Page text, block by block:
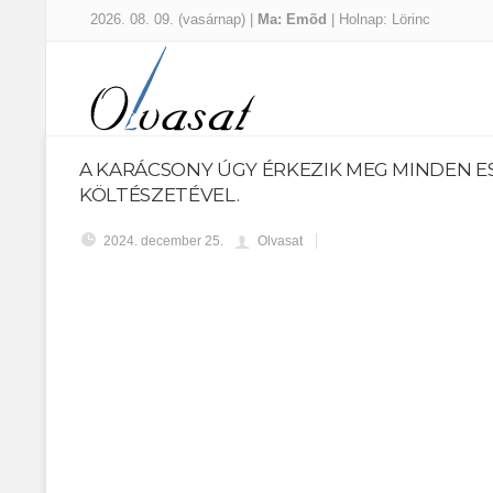
2026. 08. 09. (vasárnap) | Ma: Emõd | Holnap: Lörinc
A KARÁCSONY ÚGY ÉRKEZIK MEG MINDEN
KÖLTÉSZETÉVEL.
2024. december 25. Olvasat